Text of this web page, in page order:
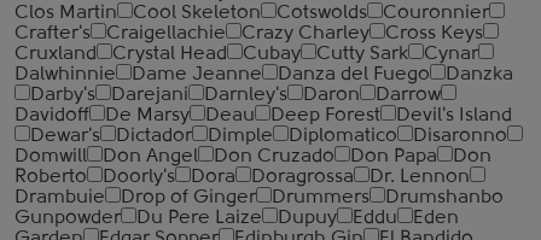
Clos Martin
Cool Skeleton Cotswolds
Couronnier
Crafter's
Craigellachie Crazy Charley
Cross Keys
Cruxland
Crystal Head Cubay Cutty Sark
Cynar
Dalwhinnie
Dame Jeanne Danza del Fuego
Danzka
Darby's
Darejani Darnley's Daron
Darrow
Davidoff
De Marsy Deau Deep Forest
Devil's Island
Dewar's
Dictador Dimple Diplomatico
Disaronno
Domwill
Don Angel Don Cruzado Don Papa
Don
Roberto
Doorly's Dora Doragrossa
Dr. Lennon
Drambuie
Drop of Ginger Drummers
Drumshanbo
Gunpowder
Du Pere Laize Dupuy Eddu
Eden